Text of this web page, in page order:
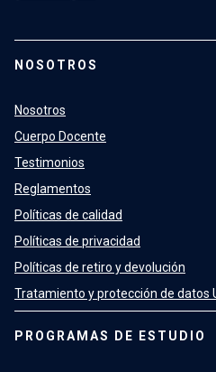
NOSOTROS
Nosotros
Cuerpo Docente
Testimonios
Reglamentos
Políticas de calidad
Políticas de privacidad
Políticas de retiro y devolución
Tratamiento y protección de datos
PROGRAMAS DE ESTUDIO